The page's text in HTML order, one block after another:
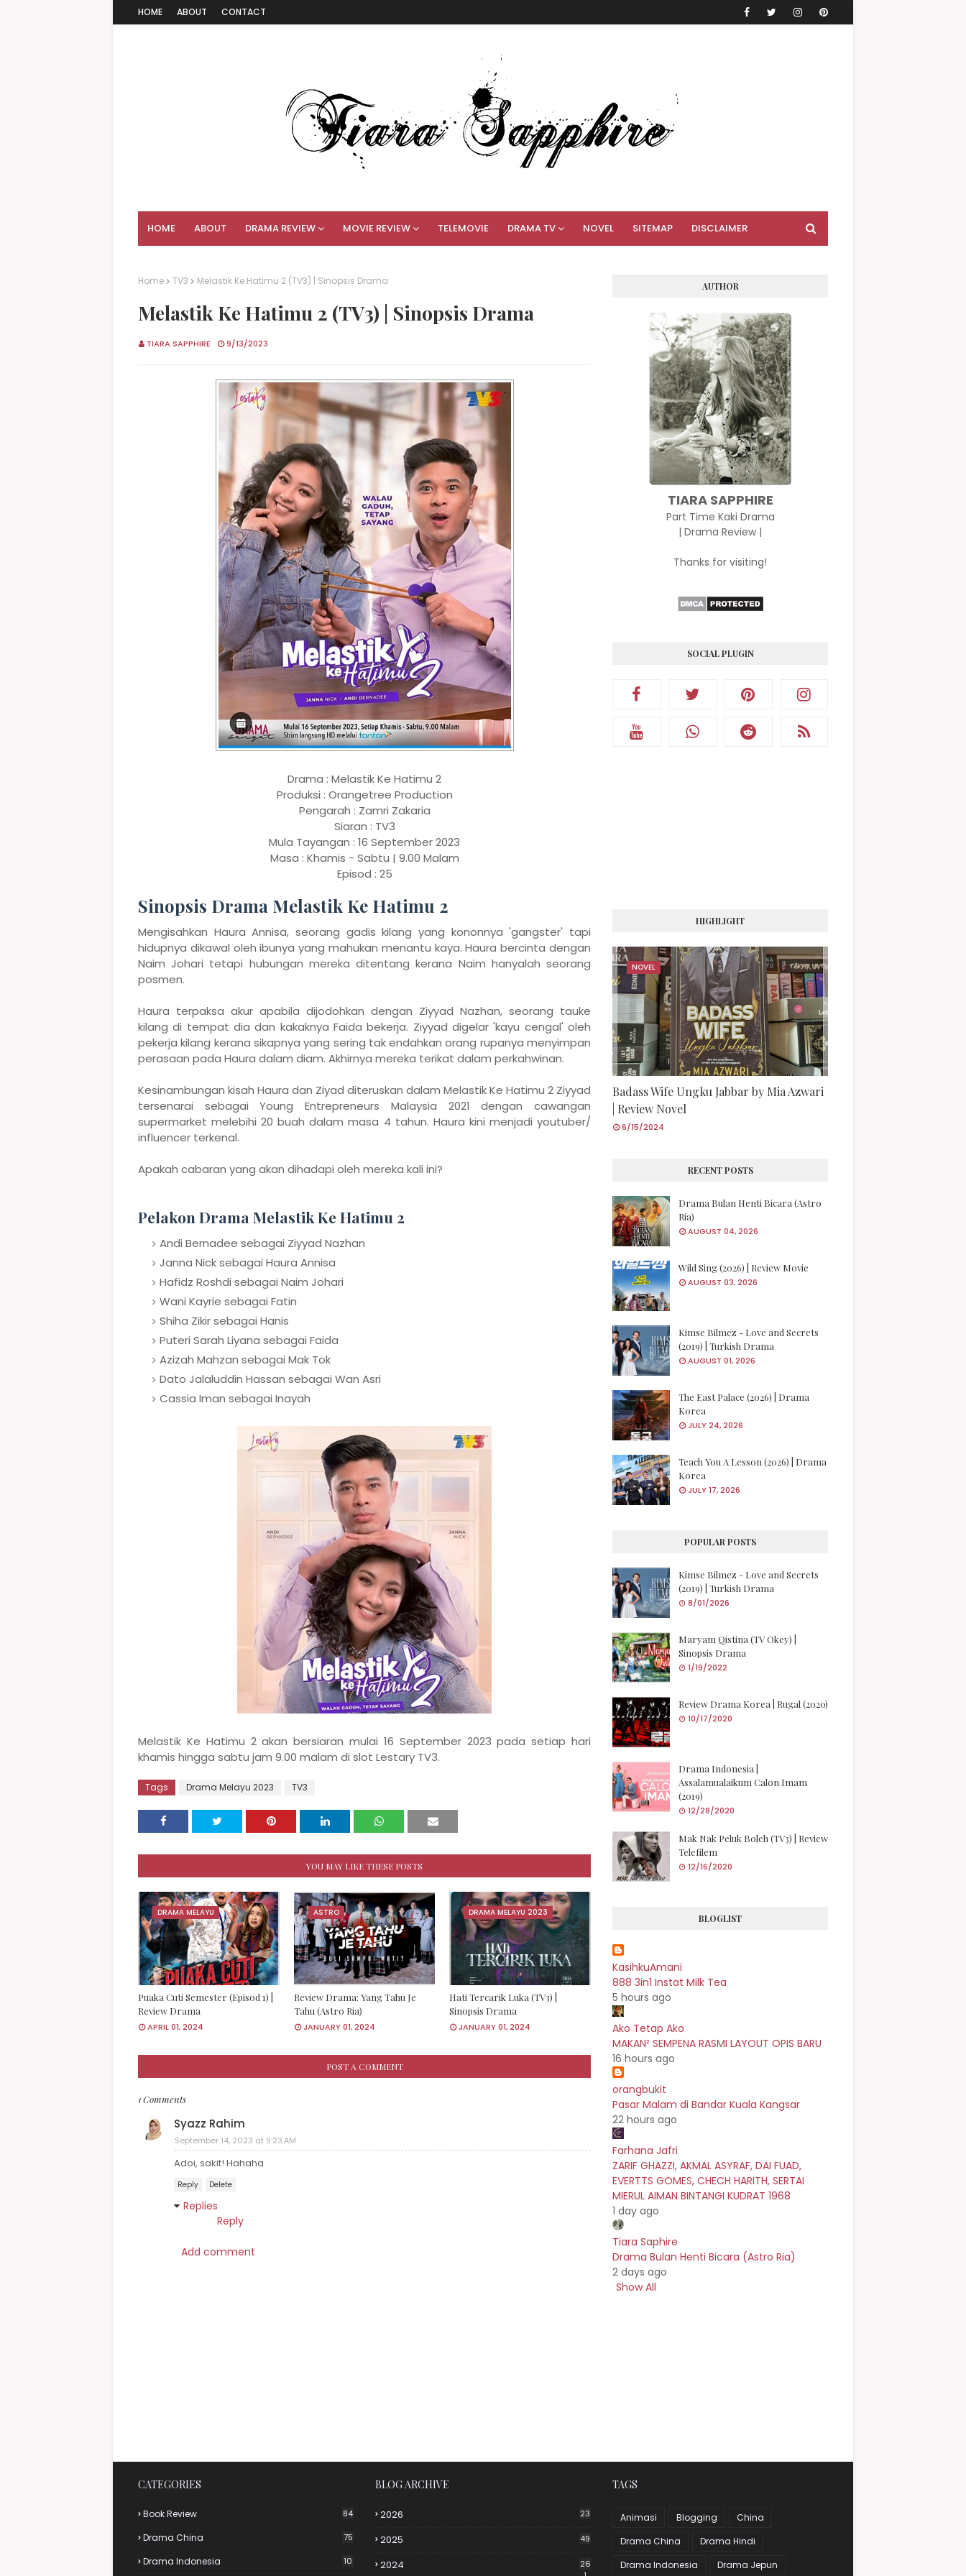
HOME ABOUT CONTACT
HOME ABOUT DRAMA REVIEW MOVIE REVIEW TELEMOVIE DRAMA TV NOVEL SITEMAP DISCLAIMER
Home TV3 Melastik Ke Hatimu 2 (TV3) | Sinopsis Drama
Melastik Ke Hatimu 2 (TV3) | Sinopsis Drama
TIARA SAPPHIRE 9/13/2023
Drama : Melastik Ke Hatimu 2
Produksi : Orangetree Production
Pengarah : Zamri Zakaria
Siaran : TV3
Mula Tayangan : 16 September 2023
Masa : Khamis - Sabtu | 9.00 Malam
Episod : 25
Sinopsis Drama Melastik Ke Hatimu 2
Mengisahkan Haura Annisa, seorang gadis kilang yang kononnya 'gangster' tapi
hidupnya dikawal oleh ibunya yang mahukan menantu kaya. Haura bercinta dengan
Naim Johari tetapi hubungan mereka ditentang kerana Naim hanyalah seorang
posmen.
Haura terpaksa akur apabila dijodohkan dengan Ziyyad Nazhan, seorang tauke
kilang di tempat dia dan kakaknya Faida bekerja. Ziyyad digelar 'kayu cengal' oleh
pekerja kilang kerana sikapnya yang sering tak endahkan orang rupanya menyimpan
perasaan pada Haura dalam diam. Akhirnya mereka terikat dalam perkahwinan.
Kesinambungan kisah Haura dan Ziyad diteruskan dalam Melastik Ke Hatimu 2 Ziyyad
tersenarai sebagai Young Entrepreneurs Malaysia 2021 dengan cawangan
supermarket melebihi 20 buah dalam masa 4 tahun. Haura kini menjadi youtuber/
influencer terkenal.
Apakah cabaran yang akan dihadapi oleh mereka kali ini?
Pelakon Drama Melastik Ke Hatimu 2
Andi Bernadee sebagai Ziyyad Nazhan
Janna Nick sebagai Haura Annisa
Hafidz Roshdi sebagai Naim Johari
Wani Kayrie sebagai Fatin
Shiha Zikir sebagai Hanis
Puteri Sarah Liyana sebagai Faida
Azizah Mahzan sebagai Mak Tok
Dato Jalaluddin Hassan sebagai Wan Asri
Cassia Iman sebagai Inayah
Melastik Ke Hatimu 2 akan bersiaran mulai 16 September 2023 pada setiap hari
khamis hingga sabtu jam 9.00 malam di slot Lestary TV3.
Tags Drama Melayu 2023 TV3
YOU MAY LIKE THESE POSTS
DRAMA MELAYU
Puaka Cuti Semester (Episod 1) |
Review Drama
APRIL 01, 2024
ASTRO
Review Drama: Yang Tahu Je
Tahu (Astro Ria)
JANUARY 01, 2024
DRAMA MELAYU 2023
Hati Tercarik Luka (TV3) |
Sinopsis Drama
JANUARY 01, 2024
POST A COMMENT
1 Comments
Syazz Rahim
September 14, 2023 at 9:23 AM
Adoi, sakit! Hahaha
Reply Delete
Replies
Reply
Add comment
AUTHOR
TIARA SAPPHIRE
Part Time Kaki Drama
| Drama Review |
Thanks for visiting!
SOCIAL PLUGIN
HIGHLIGHT
NOVEL
Badass Wife Ungku Jabbar by Mia Azwari
| Review Novel
6/15/2024
RECENT POSTS
Drama Bulan Henti Bicara (Astro
Ria)
AUGUST 04, 2026
Wild Sing (2026) | Review Movie
AUGUST 03, 2026
Kimse Bilmez - Love and Secrets
(2019) | Turkish Drama
AUGUST 01, 2026
The East Palace (2026) | Drama
Korea
JULY 24, 2026
Teach You A Lesson (2026) | Drama
Korea
JULY 17, 2026
POPULAR POSTS
Kimse Bilmez - Love and Secrets
(2019) | Turkish Drama
8/01/2026
Maryam Qistina (TV Okey) |
Sinopsis Drama
1/19/2022
Review Drama Korea | Rugal (2020)
10/17/2020
Drama Indonesia |
Assalamualaikum Calon Imam
(2019)
12/28/2020
Mak Nak Peluk Boleh (TV3) | Review
Telefilem
12/16/2020
BLOGLIST
KasihkuAmani
888 3in1 Instat Milk Tea
5 hours ago
Ako Tetap Ako
MAKAN² SEMPENA RASMI LAYOUT OPIS BARU
16 hours ago
orangbukit
Pasar Malam di Bandar Kuala Kangsar
22 hours ago
Farhana Jafri
ZARIF GHAZZI, AKMAL ASYRAF, DAI FUAD,
EVERTTS GOMES, CHECH HARITH, SERTAI
MIERUL AIMAN BINTANGI KUDRAT 1968
1 day ago
Tiara Saphire
Drama Bulan Henti Bicara (Astro Ria)
2 days ago
Show All
CATEGORIES
Book Review 84
Drama China 75
Drama Indonesia 10
BLOG ARCHIVE
2026 23
2025 49
2024
26
TAGS
Animasi Blogging
China
Drama China
Drama Hindi
Drama Indonesia
Drama Jepun